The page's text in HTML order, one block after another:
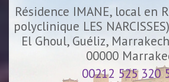
Résidence IMANE, local en
polyclinique LES
El Ghoul, Guéliz,
00000
00212 525 320